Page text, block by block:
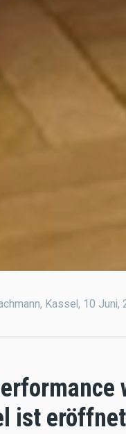
, Kassel, 10 Juni,
ist